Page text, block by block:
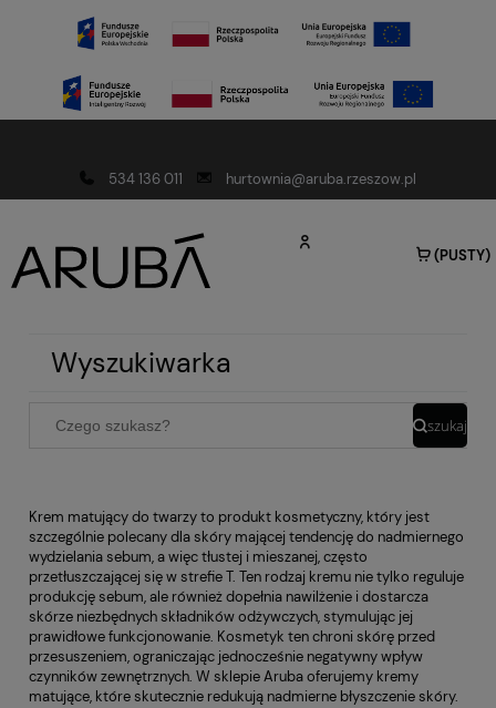
534 136 011
hurtownia@aruba.rzeszow.pl
(PUSTY)
Wyszukiwarka
szukaj
Krem matujący do twarzy to produkt kosmetyczny, który jest
szczególnie polecany dla skóry mającej tendencję do nadmiernego
wydzielania sebum, a więc tłustej i mieszanej, często
przetłuszczającej się w strefie T. Ten rodzaj kremu nie tylko reguluje
produkcję sebum, ale również dopełnia nawilżenie i dostarcza
skórze niezbędnych składników odżywczych, stymulując jej
prawidłowe funkcjonowanie. Kosmetyk ten chroni skórę przed
przesuszeniem, ograniczając jednocześnie negatywny wpływ
czynników zewnętrznych. W sklepie Aruba oferujemy kremy
matujące, które skutecznie redukują nadmierne błyszczenie skóry.